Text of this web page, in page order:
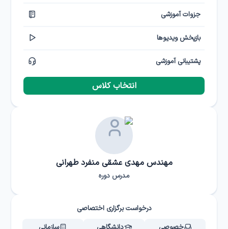
جزوات آموزشی
بازپخش ویدیوها
پشتیبانی آموزشی
انتخاب کلاس
مهندس مهدی عشقی منفرد طهرانی
مدرس دوره
درخواست برگزاری اختصاصی